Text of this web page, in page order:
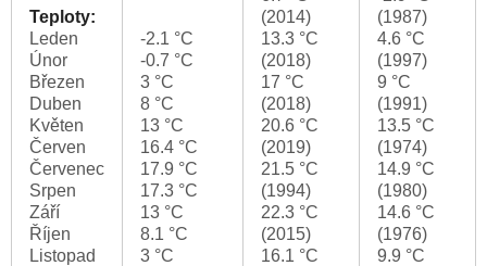
Teploty:
Leden
Únor
Březen
Duben
Květen
Červen
Červenec
Srpen
Září
Říjen
Listopad
-2.1 °C
-0.7 °C
3 °C
8 °C
13 °C
16.4 °C
17.9 °C
17.3 °C
13 °C
8.1 °C
3 °C
(2014)
13.3 °C
(2018)
17 °C
(2018)
20.6 °C
(2019)
21.5 °C
(1994)
22.3 °C
(2015)
16.1 °C
(1987)
4.6 °C
(1997)
9 °C
(1991)
13.5 °C
(1974)
14.9 °C
(1980)
14.6 °C
(1976)
9.9 °C